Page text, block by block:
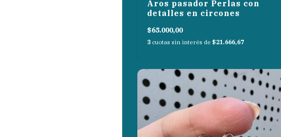
Aros pasador Perlas con
detalles en circones
$65.000,00
3 cuotas sin interés de $21.666,67